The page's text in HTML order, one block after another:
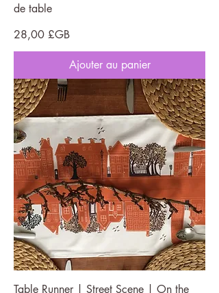
de table
Prix
28,00 £GB
Ajouter au panier
Table Runner | Street Scene | On the